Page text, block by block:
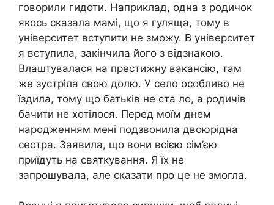
говорили гидоти. Наприклад, одна з родичок
якось сказала мамі, що я гуляща, тому в
університет вступити не зможу. В університет
я вступила, закінчила його з відзнакою.
Влаштувалася на престижну вакансію, там
же зустріла свою долю. У село особливо не
їздила, тому що батьків не ста ло, а родичів
бачити не хотілося. Перед моїм днем
народженням мені подзвонила двоюрідна
сестра. Заявила, що вони всією сім’єю
приїдуть на святкування. Я їх не
запрошувала, але сказати про це не змогла.